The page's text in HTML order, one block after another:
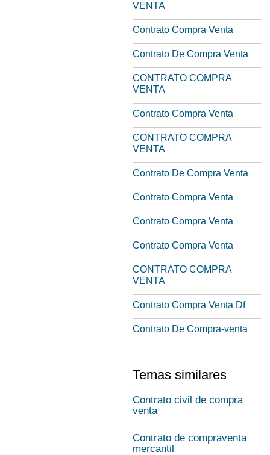
VENTA
Contrato Compra Venta
Contrato De Compra Venta
CONTRATO COMPRA
VENTA
Contrato Compra Venta
CONTRATO COMPRA
VENTA
Contrato De Compra Venta
Contrato Compra Venta
Contrato Compra Venta
Contrato Compra Venta
CONTRATO COMPRA
VENTA
Contrato Compra Venta Df
Contrato De Compra-venta
Temas similares
Contrato civil de compra
venta
Contrato de compraventa
mercantil